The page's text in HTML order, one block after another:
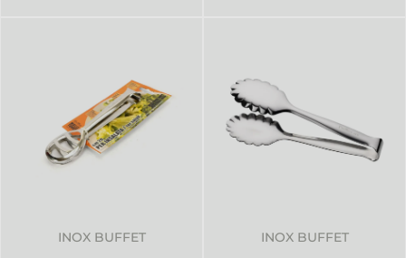
INOX BUFFET INOX BUFFET